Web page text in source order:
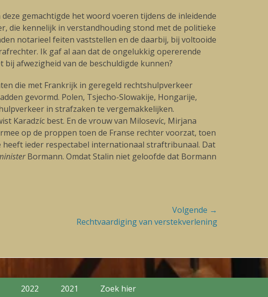
gemachtigde het woord voeren tijdens de inleidende
die kennelijk in verstandhouding stond met de politieke
notarieel feiten vaststellen en de daarbij, bij voltooide
Ik gaf al aan dat de ongelukkig opererende
afwezigheid van de beschuldigde kunnen?
die met Frankrijk in geregeld rechtshulpverkeer
gevormd. Polen, Tsjecho-Slowakije, Hongarije,
in strafzaken te vergemakkelijken.
Karadzíc best. En de vrouw van Milosevíc, Mirjana
op de proppen toen de Franse rechter voorzat, toen
ieder respectabel internationaal straftribunaal. Dat
Bormann. Omdat Stalin niet geloofde dat Bormann
Volgende →
Rechtvaardiging van verstekverlening
2022 2021 Zoek hier